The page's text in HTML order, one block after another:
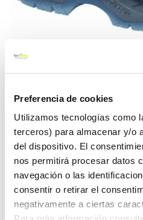
Preferencia de cookies
Utilizamos tecnologías como
terceros) para almacenar y/o
del dispositivo. El
nos permitirá procesar datos
navegación o las
consentir o retirar el
negativamente a ciertas
Zapato seguridad
pu/tpu puntera
flor vacuno
panter
Panter
Saltar
comienzo
de
la
galería
de
imágenes